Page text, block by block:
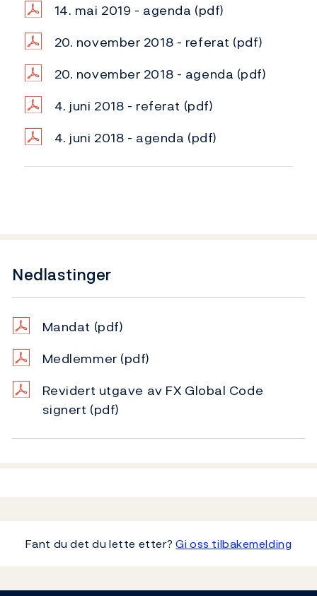
14. mai 2019 - agenda (pdf)
20. november 2018 - referat (pdf)
20. november 2018 - agenda (pdf)
4. juni 2018 - referat (pdf)
4. juni 2018 - agenda (pdf)
Nedlastinger
Mandat (pdf)
Medlemmer (pdf)
Revidert utgave av FX Global Code
signert (pdf)
Fant du det du lette etter?Gi oss tilbakemelding